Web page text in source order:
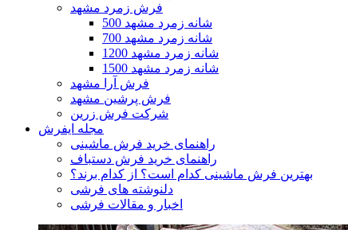
فرش زمرد مشهد
500 شانه زمرد مشهد
700 شانه زمرد مشهد
1200 شانه زمرد مشهد
1500 شانه زمرد مشهد
فرش آرا مشهد
فرش پرشین مشهد
شرکت فرش زرین
مجله ایفرش
راهنمای خرید فرش ماشینی
راهنمای خرید فرش دستباف
بهترین فرش ماشینی کدام است؟ از کدام برند؟
دلنوشته های فرشی
اخبار و مقالات فرشی